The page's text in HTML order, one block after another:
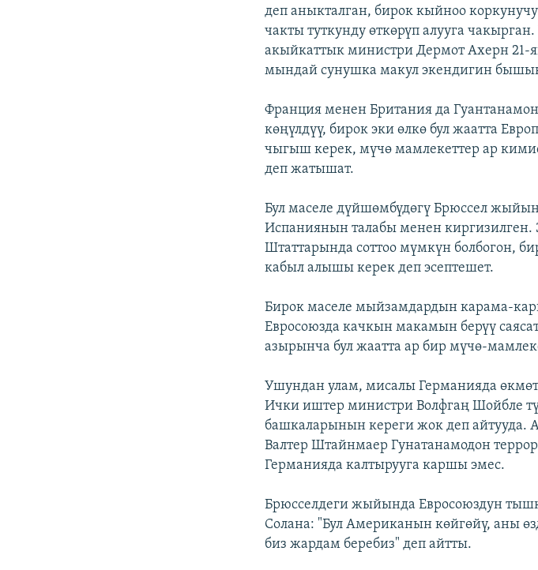
деп аныкталган, бирок кыйноо
чакты туткунду өткөрүп алууга
акыйкаттык министри Дермот Ахерн 21-
мындай сунушка макул экендигин
Франция менен Британия да
көңүлдүү, бирок эки өлкө бул жаатта
чыгыш керек, мүчө мамлекеттер ар
деп жатышат.
Бул маселе дүйшөмбүдөгү Брюссел
Испаниянын талабы менен
Штаттарында соттоо мүмкүн болбогон,
кабыл алышы керек деп эсептешет.
Бирок маселе мыйзамдардын карама-
Евросоюзда качкын макамын берүү
азырынча бул жаатта ар бир мүчө-
Ушундан улам, мисалы Германияда өкмөт
Ички иштер министри Волфгаң Шойбле
башкаларынын кереги жок деп
Валтер Штайнмаер Гунатанамодон
Германияда калтырууга каршы эмес.
Брюсселдеги жыйында Евросоюздун
Солана: "Бул Американын көйгөйү, аны
биз жардам беребиз" деп айтты.